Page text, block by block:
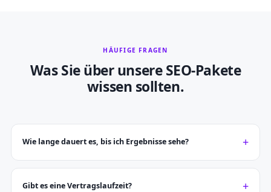
HÄUFIGE FRAGEN
Was Sie über unsere SEO-Pakete
wissen sollten.
Wie lange dauert es, bis ich Ergebnisse sehe?
Gibt es eine Vertragslaufzeit?